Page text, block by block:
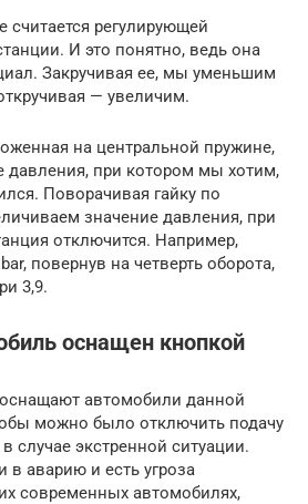
регулирующей
И это понятно, ведь она
Закручивая ее, мы уменьшим
— увеличим.
на центральной пружине,
давления, при котором мы хотим,
Поворачивая гайку по
значение давления, при
отключится. Например,
повернув на четверть оборота,
3,9.
оснащен кнопкой
автомобили данной
можно было отключить подачу
случае экстренной ситуации.
аварию и есть угроза
современных автомобилях,